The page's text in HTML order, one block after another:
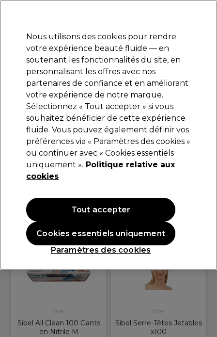
Se connecter
Marques Bons plans Coiffure Electro et Matériel
Livraison et délais
lire la suite
Equipement de salon Accessoires
Accessoires
Filters
Sibel
Sibel All Clean 100 Gants
en Nitrile M
OFFRE
Sibel
Sibel Serre-Têtes Jetables
x100
Nous utilisons des cookies pour rendre
votre expérience beauté fluide — en
soutenant les fonctionnalités du site, en
personnalisant les offres avec nos
partenaires de confiance et en améliorant
votre expérience de notre marque.
Sélectionnez « Tout accepter » si vous
souhaitez bénéficier de cette expérience
fluide. Vous pouvez également définir vos
préférences via « Paramètres des cookies »
ou continuer avec « Cookies essentiels
uniquement ». Politique relative aux
cookies
Paramètres des cookies
Cookies essentiels uniquement
Tout accepter